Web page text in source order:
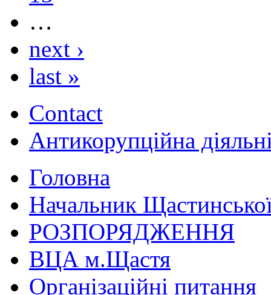
…
next ›
last »
Contact
Антикорупційна
Головна
Начальник
РОЗПОРЯДЖЕННЯ
ВЦА м.Щастя
Організаційні питання